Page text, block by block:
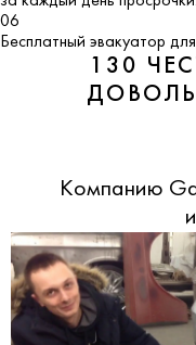
06
Бесплатный эвакуатор
130
Компанию